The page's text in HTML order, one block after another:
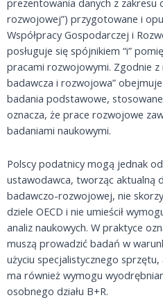
rozwojowej”) przygotowane i
Współpracy Gospodarczej i
posługuje się spójnikiem “i”
pracami rozwojowymi. Zgodnie z
badawcza i rozwojowa”
badania podstawowe,
oznacza, że prace rozwojowe
badaniami naukowymi.
Polscy podatnicy mogą jednak
ustawodawca, tworząc aktualną
badawczo-rozwojowej, nie
dziele OECD i nie umieścił
analiz naukowych. W praktyce
muszą prowadzić badań w
użyciu specjalistycznego
ma również wymogu
osobnego działu B+R.